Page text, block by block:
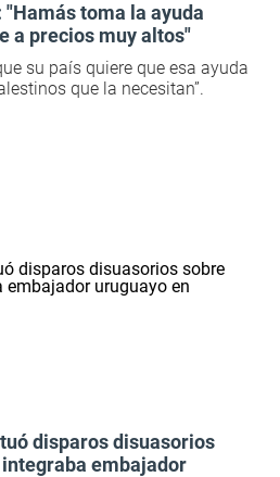
toma la ayuda
a precios muy altos"
su país quiere que esa ayuda
que la necesitan”.
disparos disuasorios
embajador